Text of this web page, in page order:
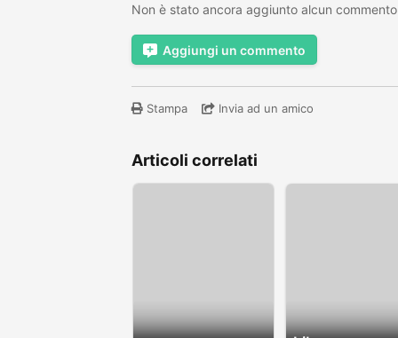
Non è stato ancora aggiunto alcun commento
Aggiungi un commento
Stampa Invia ad un amico
Articoli correlati